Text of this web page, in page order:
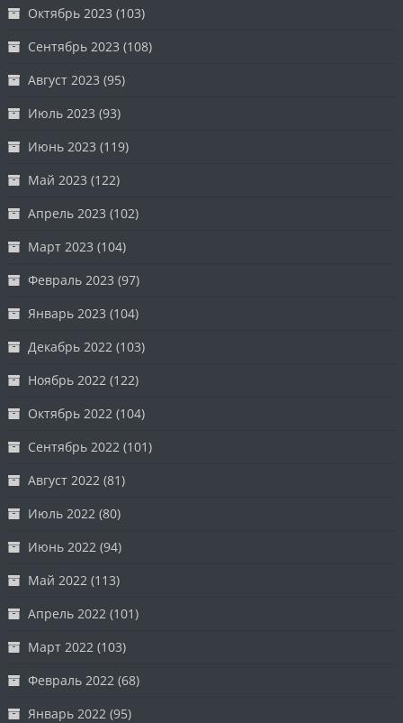
Октябрь 2023 (103)
Сентябрь 2023 (108)
Август 2023 (95)
Июль 2023 (93)
Июнь 2023 (119)
Май 2023 (122)
Апрель 2023 (102)
Март 2023 (104)
Февраль 2023 (97)
Январь 2023 (104)
Декабрь 2022 (103)
Ноябрь 2022 (122)
Октябрь 2022 (104)
Сентябрь 2022 (101)
Август 2022 (81)
Июль 2022 (80)
Июнь 2022 (94)
Май 2022 (113)
Апрель 2022 (101)
Март 2022 (103)
Февраль 2022 (68)
Январь 2022 (95)